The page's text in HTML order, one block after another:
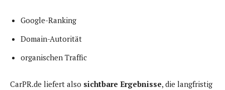
Google-Ranking
Domain-Autorität
organischen Traffic
CarPR.de liefert also sichtbare Ergebnisse, die langfristig